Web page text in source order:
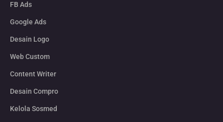
FB Ads
Google Ads
Desain Logo
Web Custom
Content Writer
Desain Compro
Kelola Sosmed